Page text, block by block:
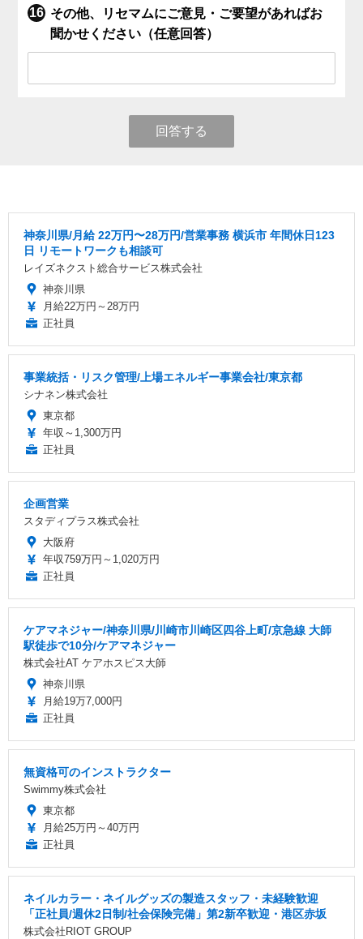
その他、リセマムにご意見・ご要望があればお
聞かせください（任意回答）
回答する
神奈川県/月給 22万円〜28万円/営業事務 横浜市 年間休日123
日 リモートワークも相談可
レイズネクスト総合サービス株式会社
神奈川県
月給22万円～28万円
正社員
事業統括・リスク管理/上場エネルギー事業会社/東京都
シナネン株式会社
東京都
年収～1,300万円
正社員
企画営業
スタディプラス株式会社
大阪府
年収759万円～1,020万円
正社員
ケアマネジャー/神奈川県/川崎市川崎区四谷上町/京急線 大師
駅徒歩で10分/ケアマネジャー
株式会社AT ケアホスピス大師
神奈川県
月給19万7,000円
正社員
無資格可のインストラクター
Swimmy株式会社
東京都
月給25万円～40万円
正社員
ネイルカラー・ネイルグッズの製造スタッフ・未経験歓迎
「正社員/週休2日制/社会保険完備」第2新卒歓迎・港区赤坂
株式会社RIOT GROUP